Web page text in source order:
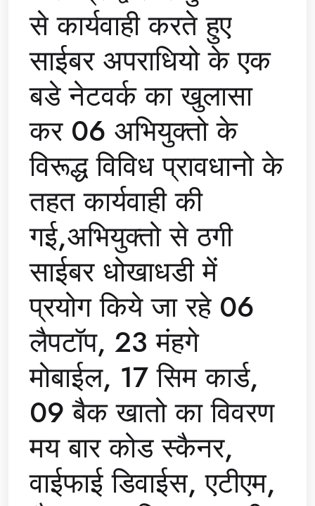
से कार्यवाही करते हुए
साईबर अपराधियो के एक
बडे नेटवर्क का खुलासा
कर 06 अभियुक्तो के
विरूद्ध विविध प्रावधानो के
तहत कार्यवाही की
गई,अभियुक्तो से ठगी
साईबर धोखाधडी में
प्रयोग किये जा रहे 06
लैपटॉप, 23 मंहगे
मोबाईल, 17 सिम कार्ड,
09 बैक खातो का विवरण
मय बार कोड स्कैनर,
वाईफाई डिवाईस, एटीएम,